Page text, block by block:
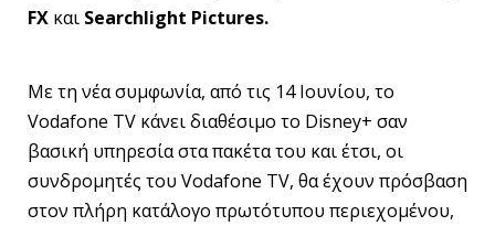
FX και Searchlight Pictures.
Με τη νέα συμφωνία, από τις 14 Ιουνίου, το
Vodafone TV κάνει διαθέσιμο το Disney+ σαν
βασική υπηρεσία στα πακέτα του και έτσι, οι
συνδρομητές του Vodafone TV, θα έχουν πρόσβαση
στον πλήρη κατάλογο πρωτότυπου περιεχομένου,